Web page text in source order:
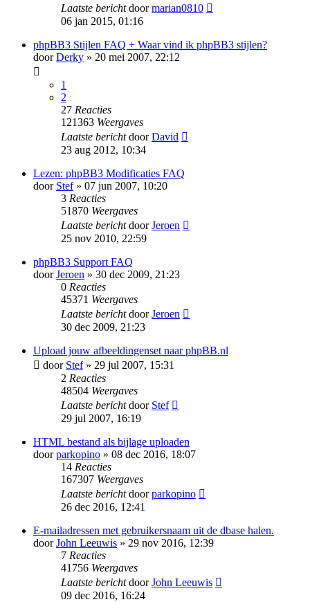
Laatste berichtdoormarian0810
06 jan 2015, 01:16
phpBB3 Stijlen FAQ + Waar vind ik phpBB3 stijlen?
doorDerky » 20 mei 2007, 22:12
1
2
27 Reacties
121363 Weergaves
Laatste berichtdoorDavid
23 aug 2012, 10:34
Lezen: phpBB3 Modificaties FAQ
door Stef» 07 jun 2007, 10:20
3 Reacties
51870 Weergaves
Laatste berichtdoorJeroen
25 nov 2010, 22:59
phpBB3 Support FAQ
doorJeroen » 30 dec 2009, 21:23
0 Reacties
45371 Weergaves
Laatste berichtdoorJeroen
30 dec 2009, 21:23
Upload jouw afbeeldingenset naar phpBB.nl
door Stef» 29 jul 2007, 15:31
2 Reacties
48504 Weergaves
Laatste berichtdoor Stef
29 jul 2007, 16:19
HTML bestand als bijlage uploaden
doorparkopino » 08 dec 2016, 18:07
14 Reacties
167307 Weergaves
Laatste berichtdoorparkopino
26 dec 2016, 12:41
E-mailadressen met gebruikersnaam uit de dbase halen.
doorJohn Leeuwis » 29 nov 2016, 12:39
7 Reacties
41756 Weergaves
Laatste berichtdoorJohn Leeuwis
09 dec 2016, 16:24